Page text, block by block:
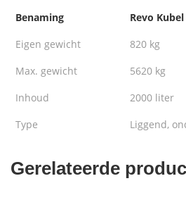
Benaming
Revo
Eigen gewicht
820 kg
Max. gewicht
5620 kg
Inhoud
2000 liter
Type
Liggend,
Gerelateerde